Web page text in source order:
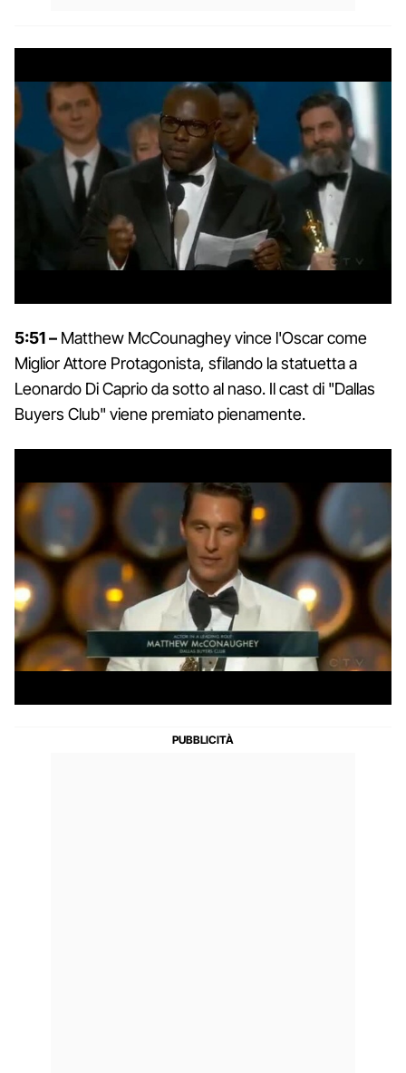
5:51 – Matthew McCounaghey vince l'Oscar come
Miglior Attore Protagonista, sfilando la statuetta a
Leonardo Di Caprio da sotto al naso. Il cast di "Dallas
Buyers Club" viene premiato pienamente.